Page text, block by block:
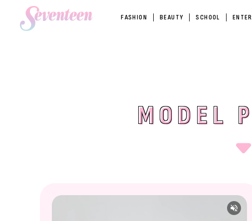
FASHION BEAUTY SCHOOL
MODEL
MODEL